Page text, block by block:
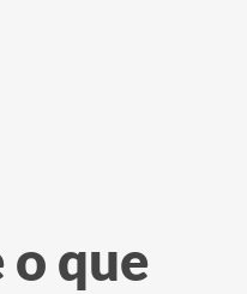
o que